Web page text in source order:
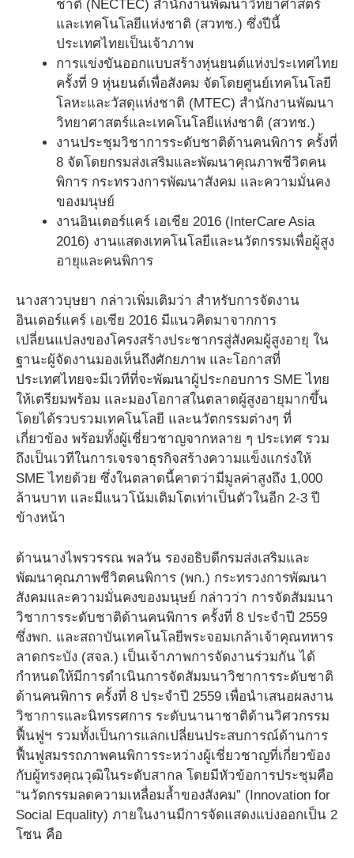
ชาติ (NECTEC) สำนักงานพัฒนาวิทยาศาสตร์
และเทคโนโลยีแห่งชาติ (สวทช.) ซึ่งปีนี้
ประเทศไทยเป็นเจ้าภาพ
การแข่งขันออกแบบสร้างหุ่นยนต์แห่งประเทศไทย
ครั้งที่ 9 หุ่นยนต์เพื่อสังคม จัดโดยศูนย์เทคโนโลยี
โลหะและวัสดุแห่งชาติ (MTEC) สำนักงานพัฒนา
วิทยาศาสตร์และเทคโนโลยีแห่งชาติ (สวทช.)
งานประชุมวิชาการระดับชาติด้านคนพิการ ครั้งที่
8 จัดโดยกรมส่งเสริมและพัฒนาคุณภาพชีวิตคน
พิการ กระทรวงการพัฒนาสังคม และความมั่นคง
ของมนุษย์
งานอินเตอร์แคร์ เอเชีย 2016 (InterCare Asia
2016) งานแสดงเทคโนโลยีและนวัตกรรมเพื่อผู้สูง
อายุและคนพิการ
นางสาวบุษยา กล่าวเพิ่มเติมว่า สำหรับการจัดงาน
อินเตอร์แคร์ เอเชีย 2016 มีแนวคิดมาจากการ
เปลี่ยนแปลงของโครงสร้างประชากรสู่สังคมผู้สูงอายุ ใน
ฐานะผู้จัดงานมองเห็นถึงศักยภาพ และโอกาสที่
ประเทศไทยจะมีเวทีที่จะพัฒนาผู้ประกอบการ SME ไทย
ให้เตรียมพร้อม และมองโอกาสในตลาดผู้สูงอายุมากขึ้น
โดยได้รวบรวมเทคโนโลยี และนวัตกรรมต่างๆ ที่
เกี่ยวข้อง พร้อมทั้งผู้เชี่ยวชาญจากหลาย ๆ ประเทศ รวม
ถึงเป็นเวทีในการเจรจาธุรกิจสร้างความแข็งแกร่งให้
SME ไทยด้วย ซึ่งในตลาดนี้คาดว่ามีมูลค่าสูงถึง 1,000
ล้านบาท และมีแนวโน้มเติมโตเท่าเป็นตัวในอีก 2-3 ปี
ข้างหน้า
ด้านนางไพรวรรณ พลวัน รองอธิบดีกรมส่งเสริมและ
พัฒนาคุณภาพชีวิตคนพิการ (พก.) กระทรวงการพัฒนา
สังคมและความมั่นคงของมนุษย์ กล่าวว่า การจัดสัมมนา
วิชาการระดับชาติด้านคนพิการ ครั้งที่ 8 ประจำปี 2559
ซึ่งพก. และสถาบันเทคโนโลยีพระจอมเกล้าเจ้าคุณทหาร
ลาดกระบัง (สจล.) เป็นเจ้าภาพการจัดงานร่วมกัน ได้
กำหนดให้มีการดำเนินการจัดสัมมนาวิชาการระดับชาติ
ด้านคนพิการ ครั้งที่ 8 ประจำปี 2559 เพื่อนำเสนอผลงาน
วิชาการและนิทรรศการ ระดับนานาชาติด้านวิศวกรรม
ฟื้นฟูฯ รวมทั้งเป็นการแลกเปลี่ยนประสบการณ์ด้านการ
ฟื้นฟูสมรรถภาพคนพิการระหว่างผู้เชี่ยวชาญที่เกี่ยวข้อง
กับผู้ทรงคุณวุฒิในระดับสากล โดยมีหัวข้อการประชุมคือ
“นวัตกรรมลดความเหลื่อมล้ำของสังคม” (Innovation for
Social Equality) ภายในงานมีการจัดแสดงแบ่งออกเป็น 2
โซน คือ